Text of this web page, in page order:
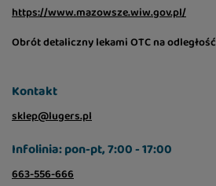
https://www.mazowsze.wiw.gov.pl/
Obrót detaliczny lekami OTC na odległość
Kontakt
sklep@lugers.pl
Infolinia: pon-pt, 7:00 - 17:00
663-556-666